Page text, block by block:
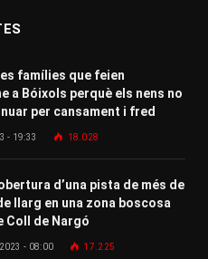
famílies que feien
a Bóixols perquè els nens no
per cansament i fred
- 19:33 18.028
d’una pista de més de
llarg en una zona boscosa
Coll de Nargó
2023 - 08:00 17.225